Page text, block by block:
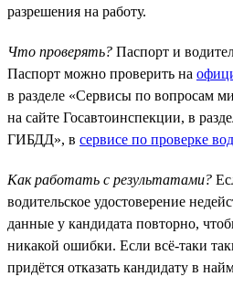
разрешения на работу.
Что проверять? Паспорт и
Паспорт можно проверить на
в разделе «Сервисы по вопросам
на сайте Госавтоинспекции, в
ГИБДД», в сервисе по проверке
Как работать с результатами?
водительское удостоверение
данные у кандидата повторно,
никакой ошибки. Если всё-таки
придётся отказать кандидату в